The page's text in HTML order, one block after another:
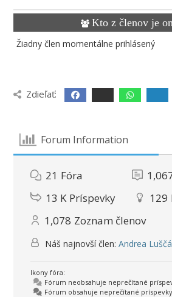
Kto z členov je
Žiadny člen momentálne prihlásený
Zdieľať:
Forum Information
21 Fóra
13 K Príspevky 129
1,078 Zoznam členov
Náš najnovší člen:Andrea
Ikony fóra:
Fórum neobsahuje neprečítané
Fórum obsahuje neprečítané príspevky